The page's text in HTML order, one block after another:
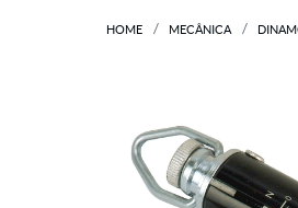
HOME MECÂNICA